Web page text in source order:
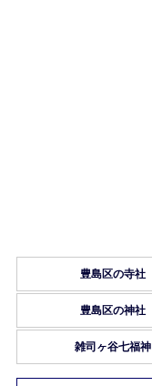
豊島区の寺社
豊島区の神社
雑司ヶ谷七福神